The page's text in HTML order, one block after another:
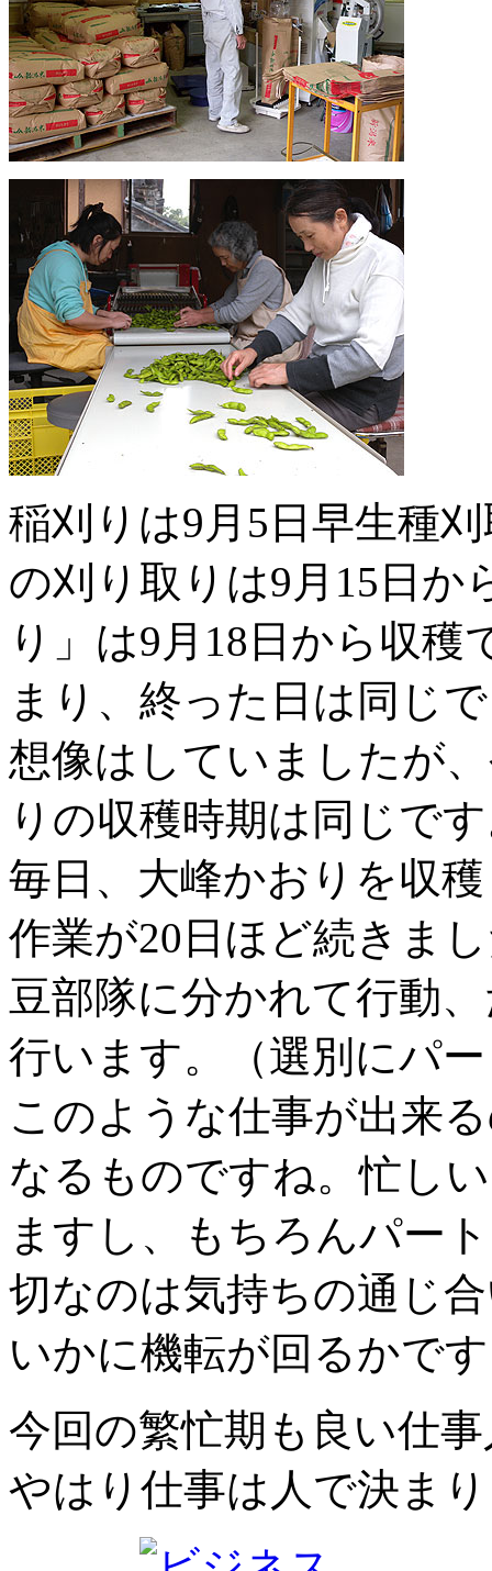
稲刈りは9月5日早生種
の刈り取りは9月15日か
り」は9月18日から収
まり、終った日は同じ
想像はしていましたが
りの収穫時期は同じで
毎日、大峰かおりを収
作業が20日ほど続きま
豆部隊に分かれて行動
行います。（選別にパ
このような仕事が出来
なるものですね。忙し
ますし、もちろんパー
切なのは気持ちの通じ
いかに機転が回るかで
今回の繁忙期も良い仕
やはり仕事は人で決ま